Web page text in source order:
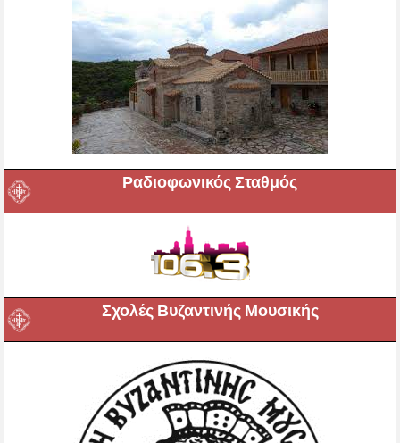
Ραδιοφωνικός Σταθμός
Σχολές Βυζαντινής Μουσικής